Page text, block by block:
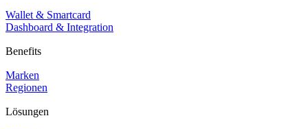
Wallet & Smartcard
Dashboard & Integration
Benefits
Marken
Regionen
Lösungen